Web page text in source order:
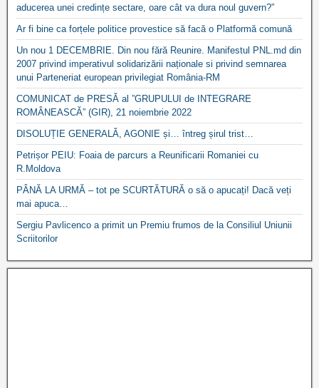
aducerea unei credințe sectare, oare cât va dura noul guvern?”
Ar fi bine ca forțele politice provestice să facă o Platformă comună
Un nou 1 DECEMBRIE. Din nou fără Reunire. Manifestul PNL.md din
2007 privind imperativul solidarizării naționale si privind semnarea
unui Parteneriat european privilegiat România-RM
COMUNICAT de PRESĂ al ”GRUPULUI de INTEGRARE
ROMÂNEASCĂ” (GIR), 21 noiembrie 2022
DISOLUȚIE GENERALĂ, AGONIE și… întreg șirul trist…
Petrișor PEIU: Foaia de parcurs a Reunificarii Romaniei cu
R.Moldova
PÂNĂ LA URMĂ – tot pe SCURTĂTURĂ o să o apucați! Dacă veți
mai apuca…
Sergiu Pavlicenco a primit un Premiu frumos de la Consiliul Uniunii
Scriitorilor